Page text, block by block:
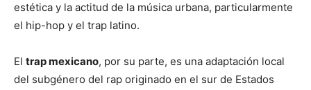
estética y la actitud de la música urbana, particularmente
el hip-hop y el trap latino.
El trap mexicano, por su parte, es una adaptación local
del subgénero del rap originado en el sur de Estados